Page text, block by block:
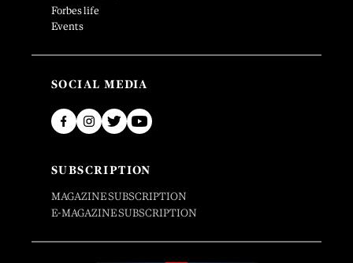
Forbes life
Events
SOCIAL MEDIA
SUBSCRIPTION
MAGAZINE SUBSCRIPTION
E-MAGAZINE SUBSCRIPTION